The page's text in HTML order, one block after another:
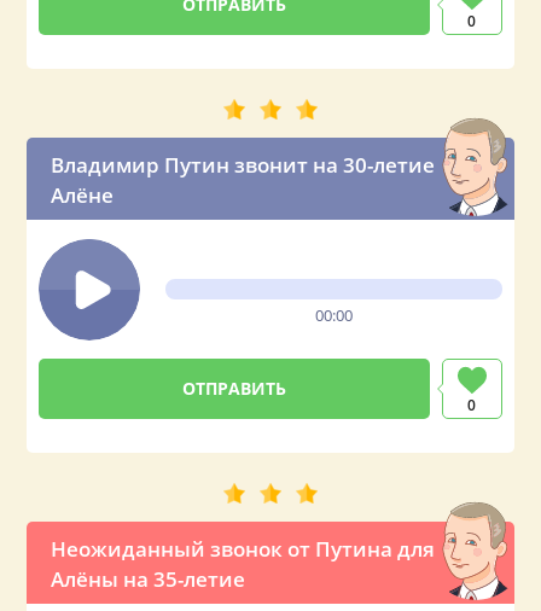
0
Владимир Путин звонит на 30-летие
Алёне
00:00
0
Неожиданный звонок от Путина для
Алёны на 35-летие